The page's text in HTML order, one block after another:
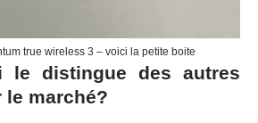
true wireless 3 – voici la petite boite
le distingue des autres
le marché?